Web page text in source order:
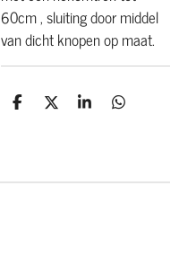
60cm , sluiting door middel
van dicht knopen op maat.
D D S D